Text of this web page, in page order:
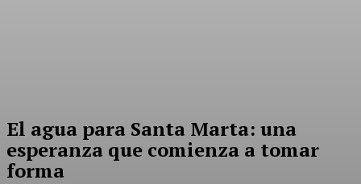
El agua para Santa Marta: una
esperanza que comienza a tomar
forma